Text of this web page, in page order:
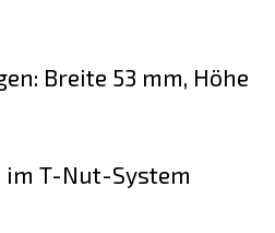
Breite 53 mm, Höhe
im T-Nut-System